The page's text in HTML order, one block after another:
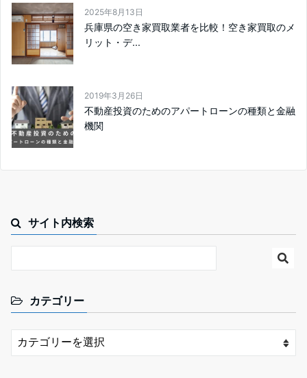
2025年8月13日
兵庫県の空き家買取業者を比較！空き家買取のメ
リット・デ...
2019年3月26日
不動産投資のためのアパートローンの種類と金融
機関
サイト内検索
カテゴリー